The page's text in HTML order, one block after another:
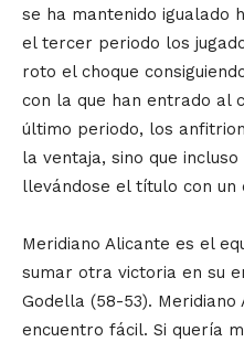
se ha mantenido igualado
el tercer periodo los
roto el choque
con la que han entrado al
último periodo, los
la ventaja, sino que
llevándose el título con un
Meridiano Alicante es el
sumar otra victoria en su
Godella (58-53). Meridiano
encuentro fácil. Si quería